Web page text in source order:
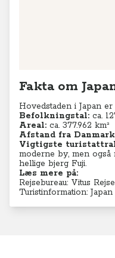
Fakta om
Hovedstaden i Japan
Befolkningstal: ca.
Areal: ca. 377.962 km²
Afstand fra
Vigtigste
moderne by, men
hellige bjerg Fuji.
Læs mere på:
Rejsebureau: Vitus
Turistinformation: Japan